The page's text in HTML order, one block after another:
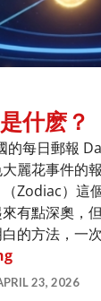
什麽？
的每日郵報
麗花事件的
Zodiac）這
有點深奧，
的方法，一次
黃道十二宮是
23, 2026